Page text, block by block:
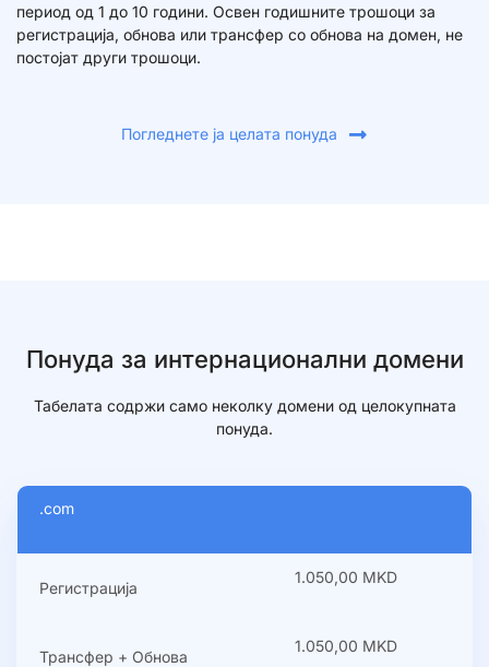
период од 1 до 10 години. Освен годишните трошоци за
регистрација, обнова или трансфер со обнова на домен, не
постојат други трошоци.
Погледнете ја целата понуда
Понуда за интернационални домени​
Табелата содржи само неколку домени од целокупната
понуда.
.com
Регистрација
1.050,00 MKD
Трансфер + Обнова
1.050,00 MKD